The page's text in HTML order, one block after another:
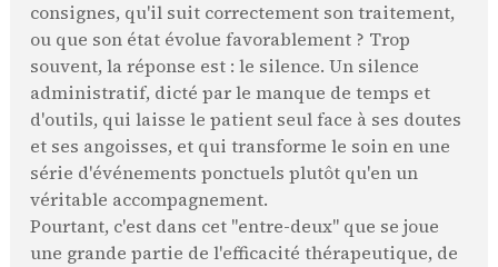
consignes, qu'il suit correctement son traitement,
ou que son état évolue favorablement ? Trop
souvent, la réponse est : le silence. Un silence
administratif, dicté par le manque de temps et
d'outils, qui laisse le patient seul face à ses doutes
et ses angoisses, et qui transforme le soin en une
série d'événements ponctuels plutôt qu'en un
véritable accompagnement.
Pourtant, c'est dans cet "entre-deux" que se joue
une grande partie de l'efficacité thérapeutique, de